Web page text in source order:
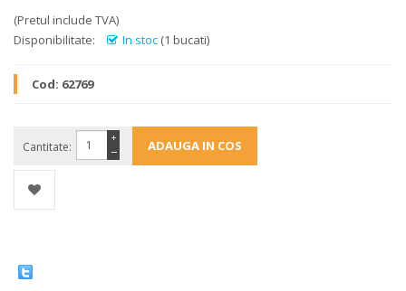
(Pretul include TVA)
Disponibilitate:
In stoc (1 bucati)
Cod: 62769
Cantitate: −
+